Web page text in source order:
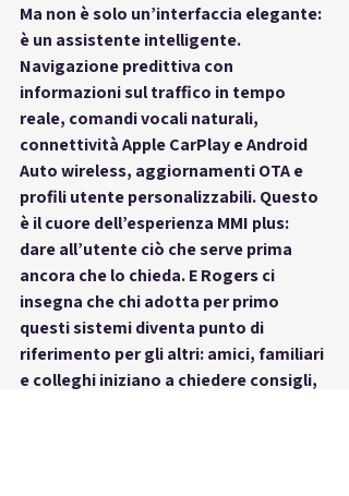
Ma non è solo un’interfaccia elegante:
è un assistente intelligente.
Navigazione predittiva con
informazioni sul traffico in tempo
reale, comandi vocali naturali,
connettività Apple CarPlay e Android
Auto wireless, aggiornamenti OTA e
profili utente personalizzabili. Questo
è il cuore dell’esperienza MMI plus:
dare all’utente ciò che serve prima
ancora che lo chieda. E Rogers ci
insegna che chi adotta per primo
questi sistemi diventa punto di
riferimento per gli altri: amici, familiari
e colleghi iniziano a chiedere consigli,